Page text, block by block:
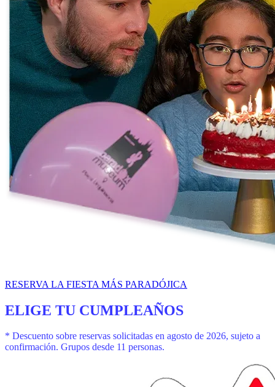
RESERVA LA FIESTA MÁS PARADÓJICA
ELIGE TU CUMPLEAÑOS
* Descuento sobre reservas solicitadas en agosto de 2026, sujeto a
confirmación. Grupos desde 11 personas.